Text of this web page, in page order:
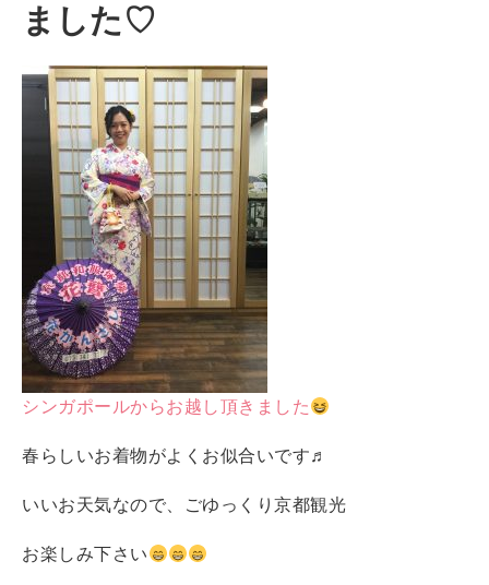
ました♡
シンガポールからお越し頂きました
春らしいお着物がよくお似合いです♬
いいお天気なので、ごゆっくり京都観光
お楽しみ下さい